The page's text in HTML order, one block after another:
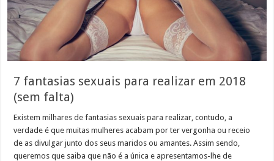
7 fantasias sexuais para realizar em 2018
(sem falta)
Existem milhares de fantasias sexuais para realizar, contudo, a
verdade é que muitas mulheres acabam por ter vergonha ou receio
de as divulgar junto dos seus maridos ou amantes. Assim sendo,
queremos que saiba que não é a única e apresentamos-lhe de